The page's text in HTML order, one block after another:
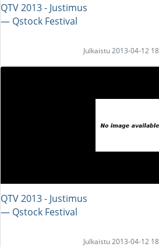
QTV 2013 - Justimus
― Qstock Festival
Julkaistu 2013-04-12
QTV 2013 - Justimus
― Qstock Festival
Julkaistu 2013-04-12